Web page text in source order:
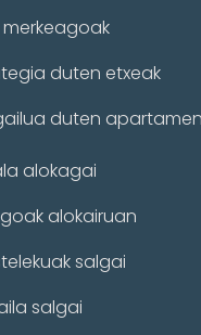
merkeagoak
duten etxeak
duten
alokagai
alokairuan
salgai
salgai